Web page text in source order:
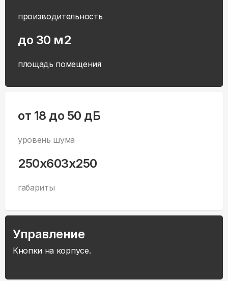
производительность
до 30 м2
площадь помещения
от 18 до 50 дБ
уровень шума
250x603x250
габариты
Управление
Кнопки на корпусе.